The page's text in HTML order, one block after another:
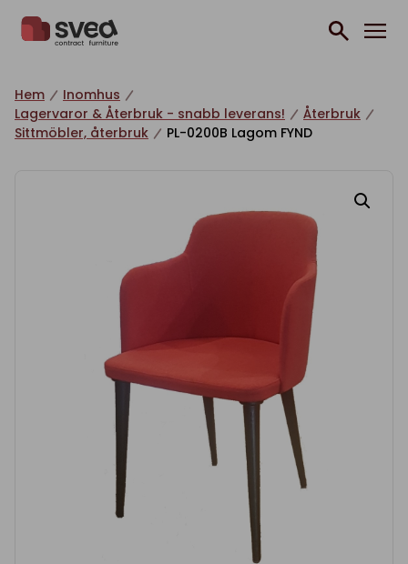
Hem
Inomhus
Lagervaror & Återbruk - snabb leverans!
Återbruk
Sittmöbler, återbruk
PL-0200B Lagom FYND